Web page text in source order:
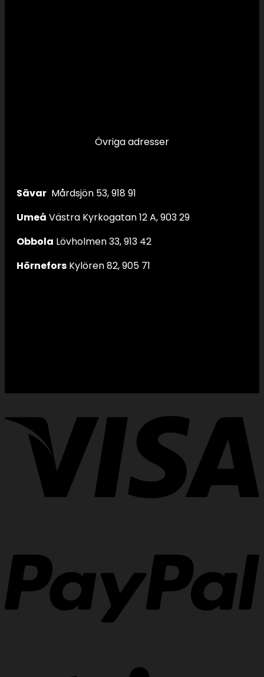
Övriga adresser
Sävar Mårdsjön 53, 918 91
Umeå Västra Kyrkogatan 12 A, 903 29
Obbola Lövholmen 33, 913 42
Hörnefors Kylören 82, 905 71